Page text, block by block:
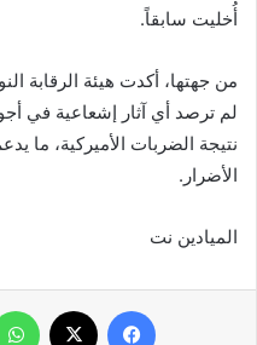
أُخليت سابقاً.
من جهتها، أكدت هيئة الرقابة
لم ترصد أي آثار إشعاعية في
نتيجة الضربات الأميركية، ما
الأضرار.
الميادين نت
فيسبوك